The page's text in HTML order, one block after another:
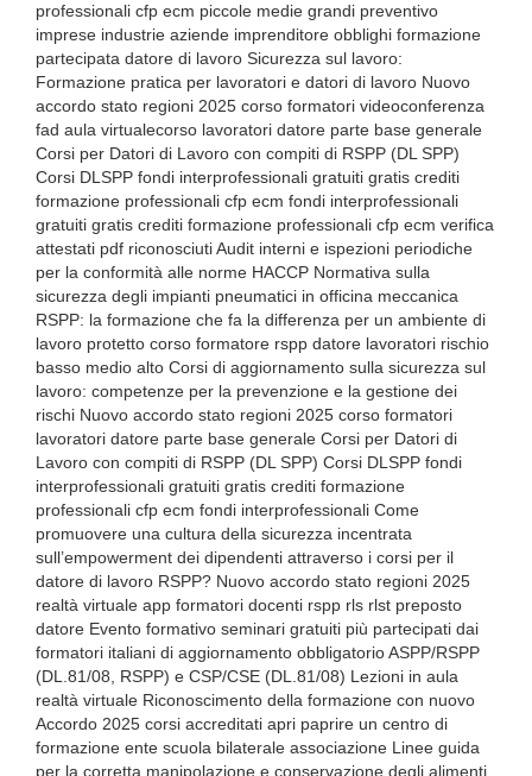
professionali cfp ecm piccole medie grandi preventivo
imprese industrie aziende imprenditore obblighi formazione
partecipata datore di lavoro Sicurezza sul lavoro:
Formazione pratica per lavoratori e datori di lavoro Nuovo
accordo stato regioni 2025 corso formatori videoconferenza
fad aula virtualecorso lavoratori datore parte base generale
Corsi per Datori di Lavoro con compiti di RSPP (DL SPP)
Corsi DLSPP fondi interprofessionali gratuiti gratis crediti
formazione professionali cfp ecm fondi interprofessionali
gratuiti gratis crediti formazione professionali cfp ecm verifica
attestati pdf riconosciuti Audit interni e ispezioni periodiche
per la conformità alle norme HACCP Normativa sulla
sicurezza degli impianti pneumatici in officina meccanica
RSPP: la formazione che fa la differenza per un ambiente di
lavoro protetto corso formatore rspp datore lavoratori rischio
basso medio alto Corsi di aggiornamento sulla sicurezza sul
lavoro: competenze per la prevenzione e la gestione dei
rischi Nuovo accordo stato regioni 2025 corso formatori
lavoratori datore parte base generale Corsi per Datori di
Lavoro con compiti di RSPP (DL SPP) Corsi DLSPP fondi
interprofessionali gratuiti gratis crediti formazione
professionali cfp ecm fondi interprofessionali Come
promuovere una cultura della sicurezza incentrata
sull’empowerment dei dipendenti attraverso i corsi per il
datore di lavoro RSPP? Nuovo accordo stato regioni 2025
realtà virtuale app formatori docenti rspp rls rlst preposto
datore Evento formativo seminari gratuiti più partecipati dai
formatori italiani di aggiornamento obbligatorio ASPP/RSPP
(DL.81/08, RSPP) e CSP/CSE (DL.81/08) Lezioni in aula
realtà virtuale Riconoscimento della formazione con nuovo
Accordo 2025 corsi accreditati apri paprire un centro di
formazione ente scuola bilaterale associazione Linee guida
per la corretta manipolazione e conservazione degli alimenti